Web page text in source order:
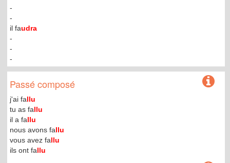
-
-
il faudra
-
-
-
Passé composé
j'ai fallu
tu as fallu
il a fallu
nous avons fallu
vous avez fallu
ils ont fallu